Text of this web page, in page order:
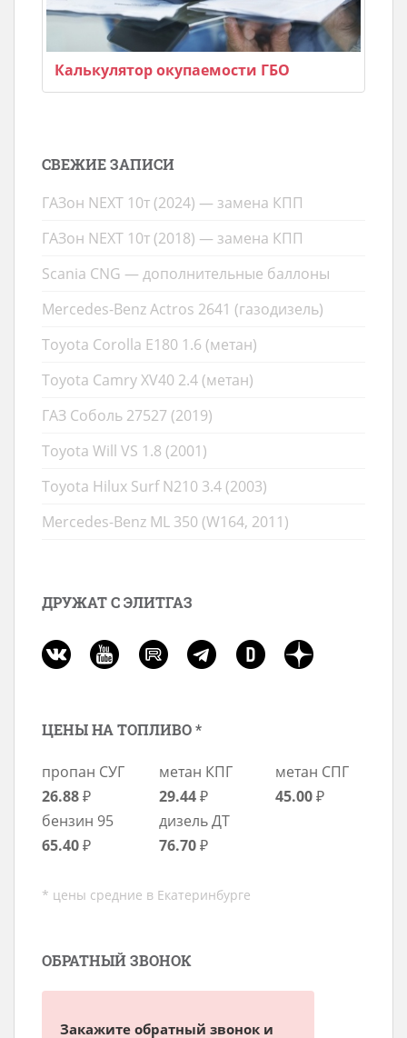
Калькулятор окупаемости ГБО
СВЕЖИЕ ЗАПИСИ
ГАЗон NEXT 10т (2024) — замена КПП
ГАЗон NEXT 10т (2018) — замена КПП
Scania CNG — дополнительные баллоны
Mercedes-Benz Actros 2641 (газодизель)
Toyota Corolla E180 1.6 (метан)
Toyota Camry XV40 2.4 (метан)
ГАЗ Соболь 27527 (2019)
Toyota Will VS 1.8 (2001)
Toyota Hilux Surf N210 3.4 (2003)
Mercedes-Benz ML 350 (W164, 2011)
ДРУЖАТ С ЭЛИТГАЗ
ЦЕНЫ НА ТОПЛИВО *
пропан СУГ
26.88₽
метан КПГ
29.44₽
метан СПГ
45.00₽
бензин 95
65.40₽
дизель ДТ
76.70₽
* цены средние в Екатеринбурге
ОБРАТНЫЙ ЗВОНОК
Закажите обратный звонок и